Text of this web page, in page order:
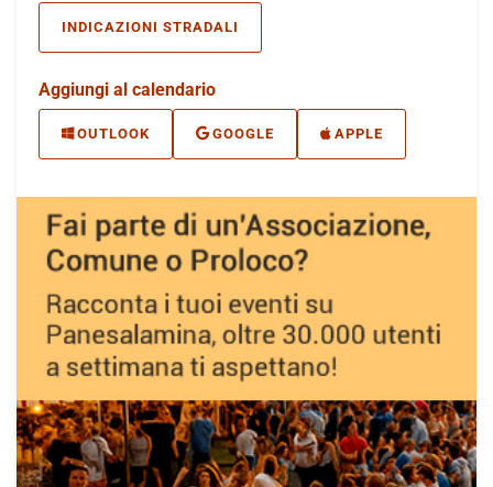
INDICAZIONI STRADALI
Aggiungi al calendario
OUTLOOK GOOGLE APPLE